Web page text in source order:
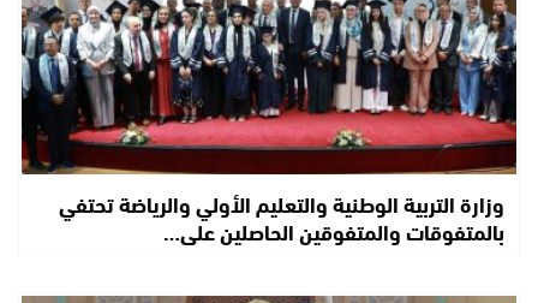
وزارة التربية الوطنية والتعليم الأولي والرياضة تحتفي
بالمتفوقات والمتفوقين الحاصلين على…